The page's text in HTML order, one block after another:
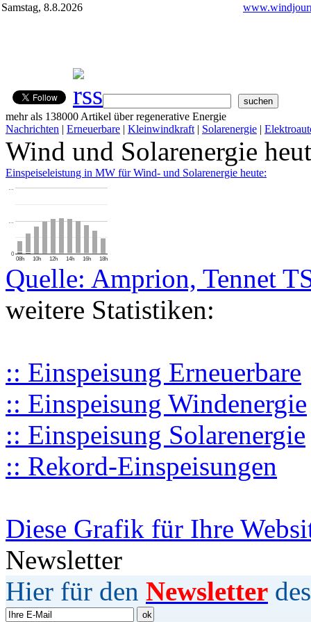
Samstag, 8.8.2026
mehr als 138000 Artikel über regenerative Energie
Nachrichten | Erneuerbare | Kleinwindkraft | Solarenergie |
Wind und Solarenergie
Einspeiseleistung in MW für Wind- und Solarenergie heute:
08h 10h 12h 14h 16h 18h
0
…
…
Quelle: Amprion, Tennet
weitere Statistiken:
:: Einspeisung Erneuerbare
:: Einspeisung Windenergie
:: Einspeisung Solarenergie
:: Rekord-Einspeisungen
Diese Grafik für Ihre
Newsletter
Hier für den Newsletter